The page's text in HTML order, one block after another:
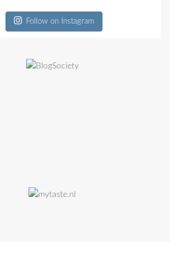
Follow on Instagram